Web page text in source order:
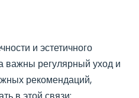
и эстетичного
важны регулярный уход и
рекомендаций,